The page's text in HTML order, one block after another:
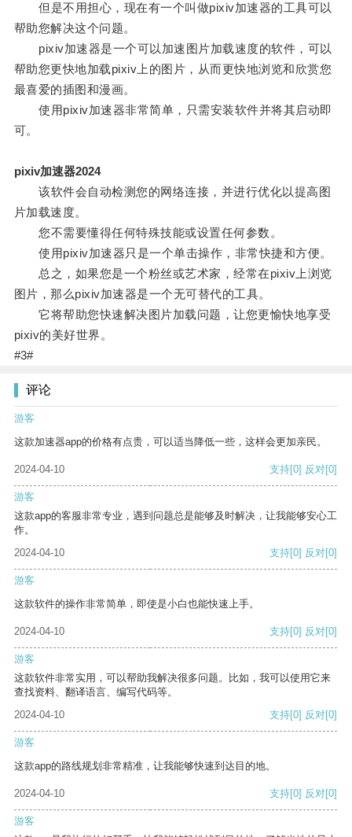
但是不用担心，现在有一个叫做pixiv加速器的工具可以
帮助您解决这个问题。
pixiv加速器是一个可以加速图片加载速度的软件，可以
帮助您更快地加载pixiv上的图片，从而更快地浏览和欣赏您
最喜爱的插图和漫画。
使用pixiv加速器非常简单，只需安装软件并将其启动即
可。
pixiv加速器2024
该软件会自动检测您的网络连接，并进行优化以提高图
片加载速度。
您不需要懂得任何特殊技能或设置任何参数。
使用pixiv加速器只是一个单击操作，非常快捷和方便。
总之，如果您是一个粉丝或艺术家，经常在pixiv上浏览
图片，那么pixiv加速器是一个无可替代的工具。
它将帮助您快速解决图片加载问题，让您更愉快地享受
pixiv的美好世界。
#3#
评论
游客
这款加速器app的价格有点贵，可以适当降低一些，这样会更加亲民。
2024-04-10 支持[0] 反对[0]
游客
这款app的客服非常专业，遇到问题总是能够及时解决，让我能够安心工
作。
2024-04-10
支持[0] 反对[0]
游客
这款软件的操作非常简单，即使是小白也能快速上手。
2024-04-10 支持[0] 反对[0]
游客
这款软件非常实用，可以帮助我解决很多问题。比如，我可以使用它来
查找资料、翻译语言、编写代码等。
2024-04-10
支持[0] 反对[0]
游客
这款app的路线规划非常精准，让我能够快速到达目的地。
2024-04-10 支持[0] 反对[0]
游客